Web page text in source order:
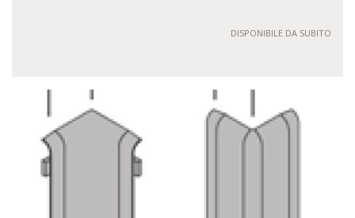
DISPONIBILE DA SUBITO